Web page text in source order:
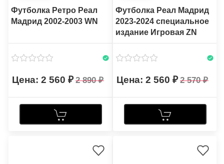
Футболка Ретро Реал
Мадрид 2002-2003 WN
2 560 2 890
Футболка Реал Мадрид
2023-2024 специальное
издание Игровая ZN
2 560 2 570